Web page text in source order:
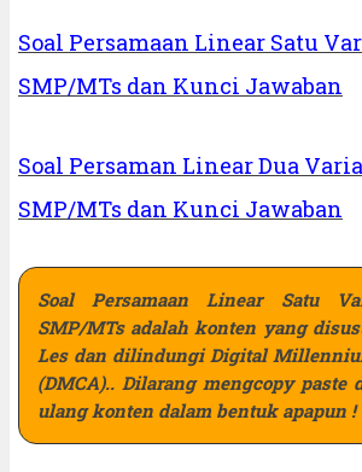
Soal Persamaan Linear Satu
SMP/MTs dan Kunci Jawaban
Soal Persaman Linear Dua
SMP/MTs dan Kunci Jawaban
Soal Persamaan Linear Satu
SMP/MTs adalah konten yang
Les dan dilindungi Digital
(DMCA).. Dilarang mengcopy paste
ulang konten dalam bentuk apapun